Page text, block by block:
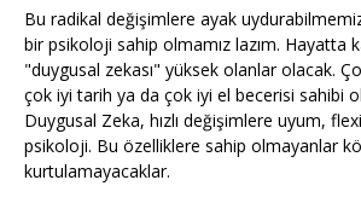
Bu radikal değişimlere ayak
bir psikoloji sahip olmamız lazım. Hayatta
"duygusal zekası" yüksek olanlar olacak.
çok iyi tarih ya da çok iyi el becerisi sahibi
Duygusal Zeka, hızlı değişimlere uyum,
psikoloji. Bu özelliklere sahip olmayanlar
kurtulamayacaklar.